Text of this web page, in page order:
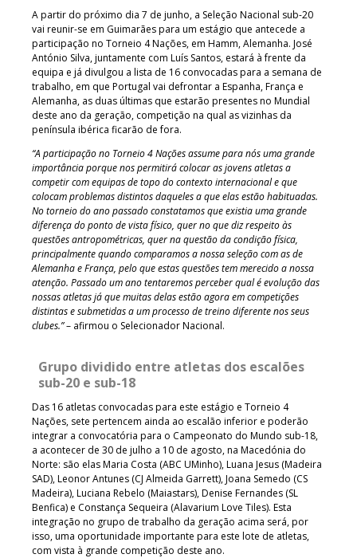
A partir do próximo dia 7 de junho, a Seleção Nacional sub-20
vai reunir-se em Guimarães para um estágio que antecede a
participação no Torneio 4 Nações, em Hamm, Alemanha. José
António Silva, juntamente com Luís Santos, estará à frente da
equipa e já divulgou a lista de 16 convocadas para a semana de
trabalho, em que Portugal vai defrontar a Espanha, França e
Alemanha, as duas últimas que estarão presentes no Mundial
deste ano da geração, competição na qual as vizinhas da
península ibérica ficarão de fora.
“A participação no Torneio 4 Nações assume para nós uma grande
importância porque nos permitirá colocar as jovens atletas a
competir com equipas de topo do contexto internacional e que
colocam problemas distintos daqueles a que elas estão habituadas.
No torneio do ano passado constatamos que existia uma grande
diferença do ponto de vista físico, quer no que diz respeito às
questões antropométricas, quer na questão da condição física,
principalmente quando comparamos a nossa seleção com as de
Alemanha e França, pelo que estas questões tem merecido a nossa
atenção. Passado um ano tentaremos perceber qual é evolução das
nossas atletas já que muitas delas estão agora em competições
distintas e submetidas a um processo de treino diferente nos seus
clubes.”– afirmou o Selecionador Nacional.
Grupo dividido entre atletas dos escalões
sub-20 e sub-18
Das 16 atletas convocadas para este estágio e Torneio 4
Nações, sete pertencem ainda ao escalão inferior e poderão
integrar a convocatória para o Campeonato do Mundo sub-18,
a acontecer de 30 de julho a 10 de agosto, na Macedónia do
Norte: são elas Maria Costa (ABC UMinho), Luana Jesus (Madeira
SAD), Leonor Antunes (CJ Almeida Garrett), Joana Semedo (CS
Madeira), Luciana Rebelo (Maiastars), Denise Fernandes (SL
Benfica) e Constança Sequeira (Alavarium Love Tiles). Esta
integração no grupo de trabalho da geração acima será, por
isso, uma oportunidade importante para este lote de atletas,
com vista à grande competição deste ano.